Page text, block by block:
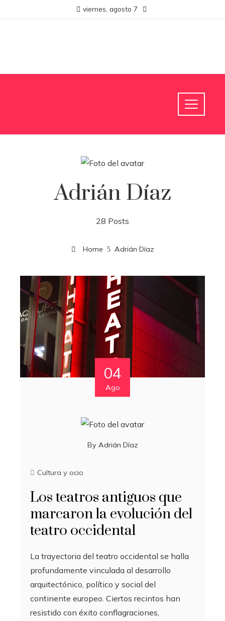
viernes, agosto 7
Adrián Díaz
28 Posts
Home Adrián Díaz
04
Ago
By Adrián Díaz
Cultura y ocio
Los teatros antiguos que
marcaron la evolución del
teatro occidental
La trayectoria del teatro occidental se halla
profundamente vinculada al desarrollo
arquitectónico, político y social del
continente europeo. Ciertos recintos han
resistido con éxito conflagraciones,